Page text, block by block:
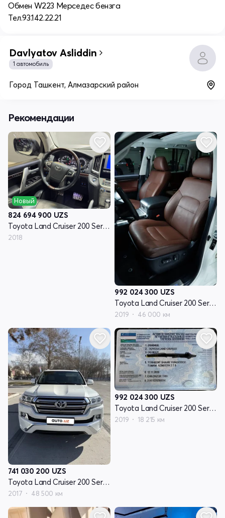
Обмен W223 Мерседес бензга
Тел.93.142.22.21
Davlyatov Asliddin
1 автомобиль
Город Ташкент, Алмазарский район
Рекомендации
Новый
824 694 900 UZS
Toyota Land Cruiser 200 Series рестайлинг 2
2018
992 024 300 UZS
Toyota Land Cruiser 200 Series рестайлинг 2
2019 46 000 км
741 030 200 UZS
Toyota Land Cruiser 200 Series рестайлинг 2
2017 48 500 км
992 024 300 UZS
Toyota Land Cruiser 200 Series рестайлинг 2
2019 18 215 км